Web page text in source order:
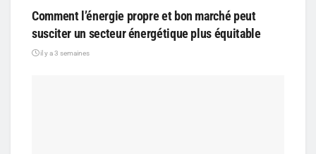
Comment l’énergie propre et bon marché peut
susciter un secteur énergétique plus équitable
il y a 3 semaines